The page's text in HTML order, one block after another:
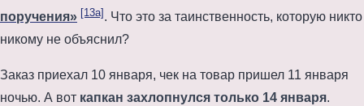
поручения» [13a] . Что это за таинственность, которую никто
никому не объяснил?
Заказ приехал 10 января, чек на товар пришел 11 января
ночью. А вот капкан захлопнулся только 14 января.